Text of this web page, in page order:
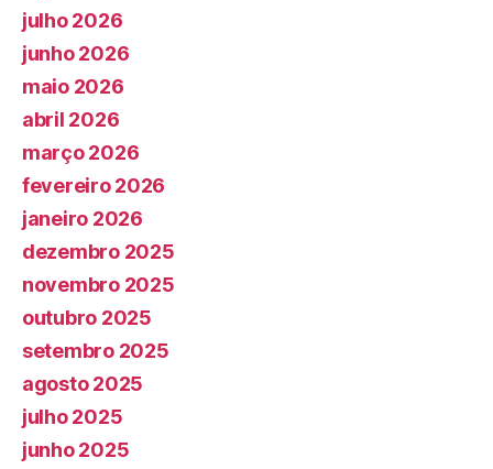
julho 2026
junho 2026
maio 2026
abril 2026
março 2026
fevereiro 2026
janeiro 2026
dezembro 2025
novembro 2025
outubro 2025
setembro 2025
agosto 2025
julho 2025
junho 2025